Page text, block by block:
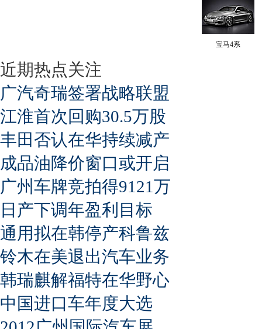
宝马4系
近期热点关注
广汽奇瑞签署战略联盟
江淮首次回购30.5万股
丰田否认在华持续减产
成品油降价窗口或开启
广州车牌竞拍得9121万
日产下调年盈利目标
通用拟在韩停产科鲁兹
铃木在美退出汽车业务
韩瑞麒解福特在华野心
中国进口车年度大选